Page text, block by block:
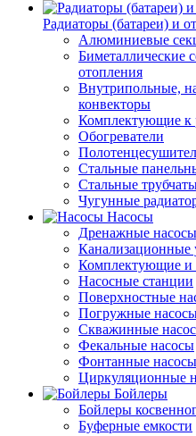
Радиаторы (батареи) и
Алюминиевые
Биметаллические
отопления
Внутрипольные,
конвекторы
Комплектующие к
Обогреватели
Стальные
Стальные
Чугунные
Насосы
Дренажные насосы
Канализационные
Комплектующие и
Насосные станции
Поверхностные
Погружные
Скважинные
Фекальные насосы
Фонтанные насосы
Циркуляционные
Бойлеры
Бойлеры
Буферные емкости